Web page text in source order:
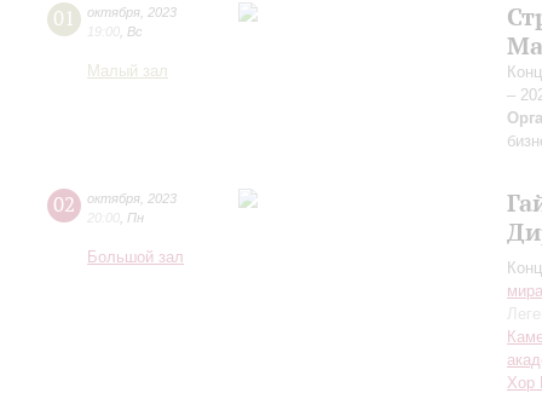
01 октября 2023
19:00 Вс
Малый зал
–
02 октября 2023
20:00 Пн
Большой зал
Хор